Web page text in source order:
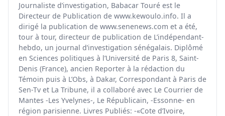
Journaliste d’investigation, Babacar Touré est le
Directeur de Publication de www.kewoulo.info. Il a
dirigé la publication de www.senenews.com et a été,
tour à tour, directeur de publication de L’indépendant-
hebdo, un journal d’investigation sénégalais. Diplômé
en Sciences politiques à l’Université de Paris 8, Saint-
Denis (France), ancien Reporter à la rédaction du
Témoin puis à L’Obs, à Dakar, Correspondant à Paris de
Sen-Tv et La Tribune, il a collaboré avec Le Courrier de
Mantes -Les Yvelynes-, Le Républicain, -Essonne- en
région parisienne. Livres Publiés: -«Cote d’Ivoire,